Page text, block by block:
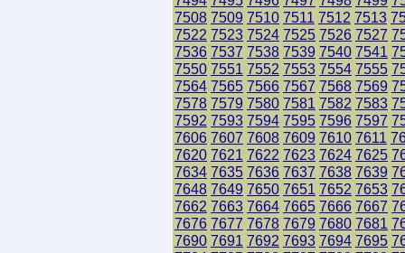
7508 7509 7510 7511 7512 7513
7522 7523 7524 7525 7526 7527
7536 7537 7538 7539 7540 7541
7550 7551 7552 7553 7554 7555
7564 7565 7566 7567 7568 7569
7578 7579 7580 7581 7582 7583
7592 7593 7594 7595 7596 7597
7606 7607 7608 7609 7610 7611
7620 7621 7622 7623 7624 7625
7634 7635 7636 7637 7638 7639
7648 7649 7650 7651 7652 7653
7662 7663 7664 7665 7666 7667
7676 7677 7678 7679 7680 7681
7690 7691 7692 7693 7694 7695